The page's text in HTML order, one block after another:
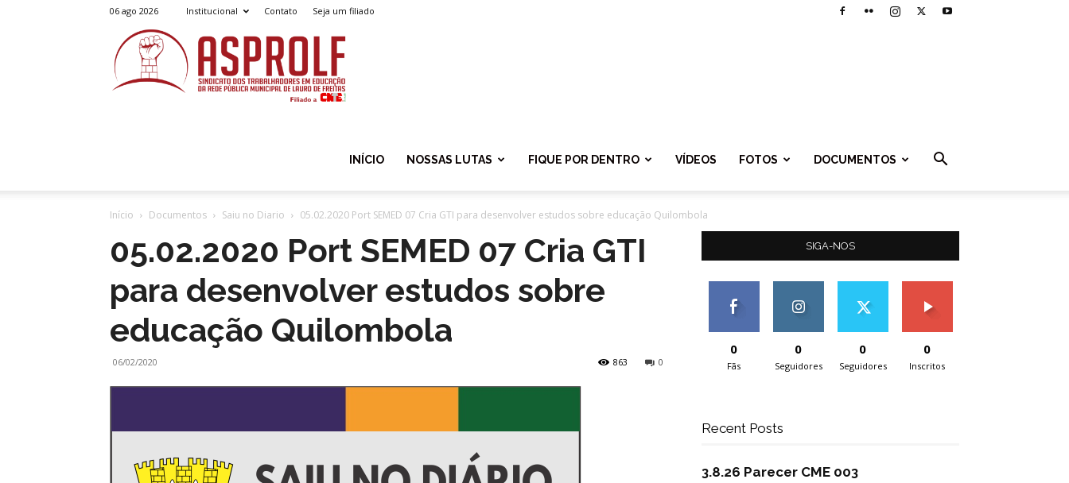
06 ago 2026 Institucional Contato Seja um filiado
INÍCIO NOSSAS LUTAS FIQUE POR DENTRO VÍDEOS FOTOS DOCUMENTOS
Início Documentos Saiu no Diario 05.02.2020 Port SEMED 07 Cria GTI para desenvolver estudos sobre educação Quilombola
05.02.2020 Port SEMED 07 Cria GTI
para desenvolver estudos sobre
educação Quilombola
06/02/2020 0
863
SIGA-NOS
0
Fãs
0
Seguidores
0
Seguidores
0
Inscritos
Recent Posts
3.8.26 Parecer CME 003